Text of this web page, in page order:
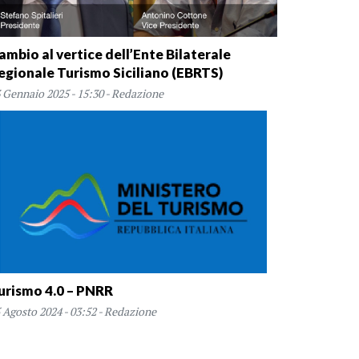
al vertice dell’Ente Bilaterale
Turismo Siciliano (EBRTS)
Gennaio 2025 - 15:30 - Redazione
4.0 – PNRR
Agosto 2024 - 03:52 - Redazione